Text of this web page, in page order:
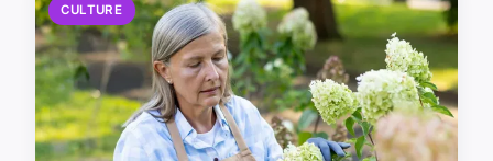
CULTURE